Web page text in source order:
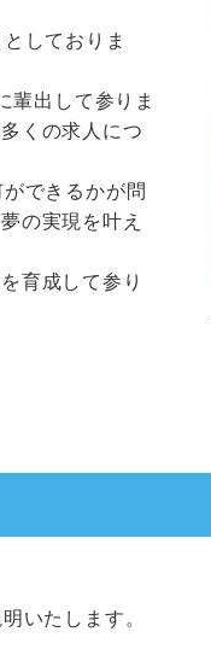
しておりま
輩出して参りま
くの求人につ
できるかが問
の実現を叶え
育成して参り
いたします。